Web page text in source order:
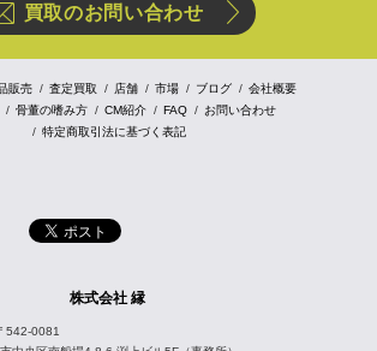
買取のお問い合わせ
販売 査定買取 店舗 市場 ブログ
会社概要
骨董の嗜み方 CM紹介 FAQ
お問い合わせ
特定商取引法に基づく表記
株式会社 縁
542-0081